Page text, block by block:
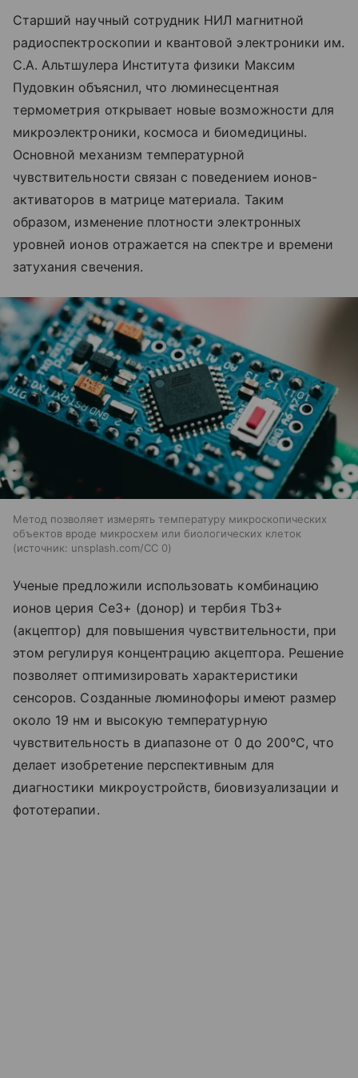
Старший научный сотрудник НИЛ магнитной
радиоспектроскопии и квантовой электроники им.
С.А. Альтшулера Института физики Максим
Пудовкин объяснил, что люминесцентная
термометрия открывает новые возможности для
микроэлектроники, космоса и биомедицины.
Основной механизм температурной
чувствительности связан с поведением ионов-
активаторов в матрице материала. Таким
образом, изменение плотности электронных
уровней ионов отражается на спектре и времени
затухания свечения.
Метод позволяет измерять температуру микроскопических
объектов вроде микросхем или биологических клеток
источник: unsplash.com/CC 0
Ученые предложили использовать комбинацию
ионов церия Ce3+ (донор) и тербия Tb3+
(акцептор) для повышения чувствительности, при
этом регулируя концентрацию акцептора. Решение
позволяет оптимизировать характеристики
сенсоров. Созданные люминофоры имеют размер
около 19 нм и высокую температурную
чувствительность в диапазоне от 0 до 200°C, что
делает изобретение перспективным для
диагностики микроустройств, биовизуализации и
фототерапии.